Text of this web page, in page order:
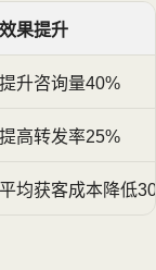
效果提升
提升咨询量40%
提高转发率25%
平均获客成本降低